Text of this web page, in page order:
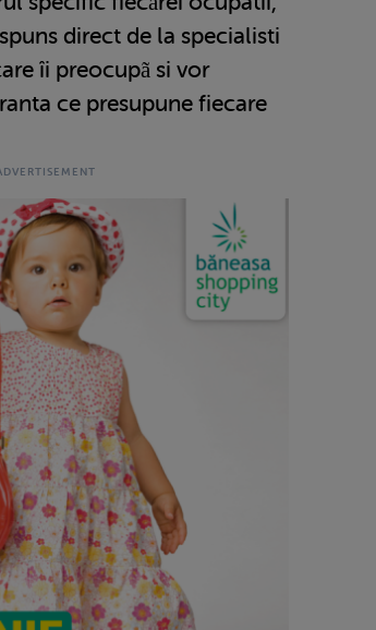
direct de la specialisti
îi preocupã si vor
ce presupune fiecare